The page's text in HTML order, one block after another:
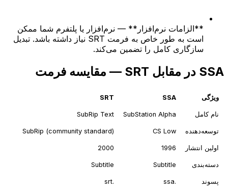
**الزامات نرم‌افزار** — نرم‌افزار یا پلتفرم شما ممکن
است به طور خاص به فرمت SRT نیاز داشته باشد. تبدیل
سازگاری کامل را تضمین می‌کند.
SSA در مقابل SRT — مقایسه فرمت
ویژگی SSA
SRT
نام کامل SubStation Alpha
SubRip Text
توسعه‌دهنده CS Low
SubRip (community standard)
اولین انتشار 1996
2000
دسته‌بندی Subtitle
Subtitle
پسوند .ssa
.srt